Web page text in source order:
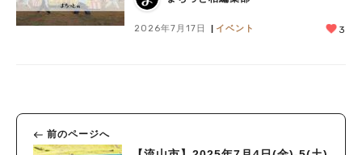
2026年7月17日 イベント 3
前のページへ